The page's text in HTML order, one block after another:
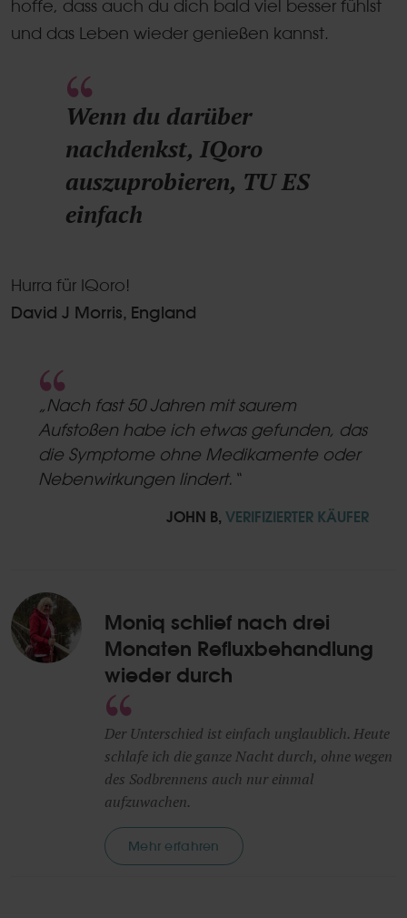
hoffe, dass auch du dich bald viel besser fühlst
und das Leben wieder genießen kannst.
Wenn du darüber
nachdenkst, IQoro
auszuprobieren, TU ES
einfach
Hurra für IQoro!
David J Morris, England
rating
„Nach fast 50 Jahren mit saurem
Aufstoßen habe ich etwas gefunden, das
die Symptome ohne Medikamente oder
Nebenwirkungen lindert.“
JOHN B, VERIFIZIERTER KÄUFER
Moniq schlief nach drei
Monaten Refluxbehandlung
wieder durch
Der Unterschied ist einfach unglaublich. Heute
schlafe ich die ganze Nacht durch, ohne wegen
des Sodbrennens auch nur einmal
aufzuwachen.
Mehr erfahren